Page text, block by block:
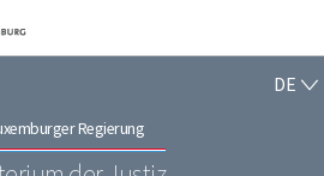
Zum Inhalt
Regierung
DE